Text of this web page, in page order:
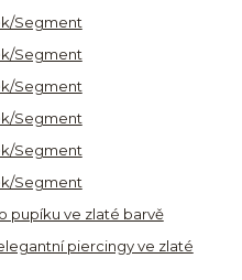
Segment
Segment
Segment
Segment
Segment
Segment
pupíku ve zlaté barvě
piercingy ve zlaté